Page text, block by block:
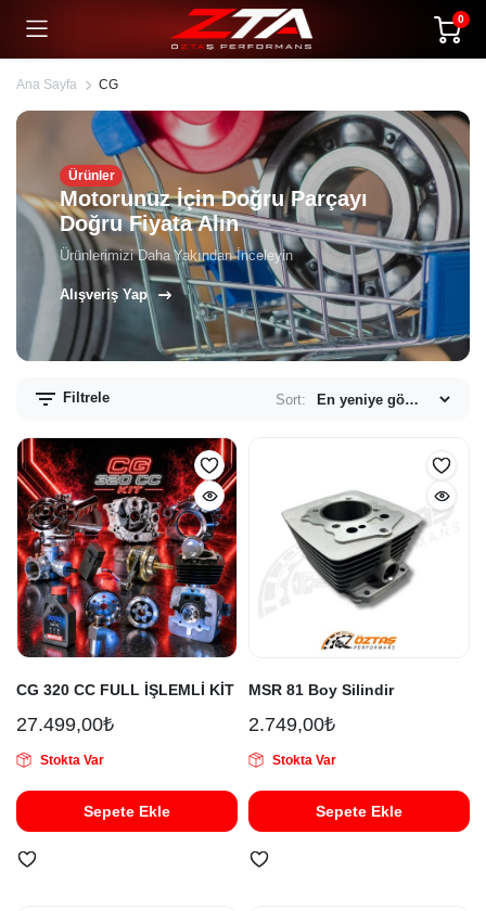
0
Ana Sayfa CG
Ürünler
Motorunuz İçin Doğru Parçayı
Doğru Fiyata Alın
Ürünlerimizi Daha Yakından İnceleyin
Alışveriş Yap
Filtrele Sort:
CG 320 CC FULL İŞLEMLİ KİT
27.499,00₺
Stokta Var
Sepete Ekle
MSR 81 Boy Silindir
2.749,00₺
Stokta Var
Sepete Ekle